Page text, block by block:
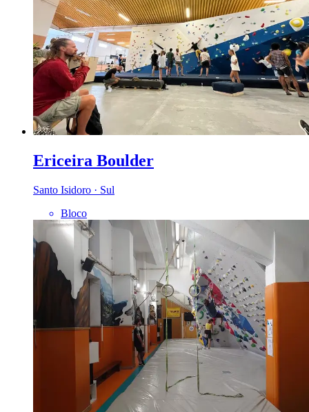
Ericeira Boulder
Santo Isidoro · Sul
Bloco